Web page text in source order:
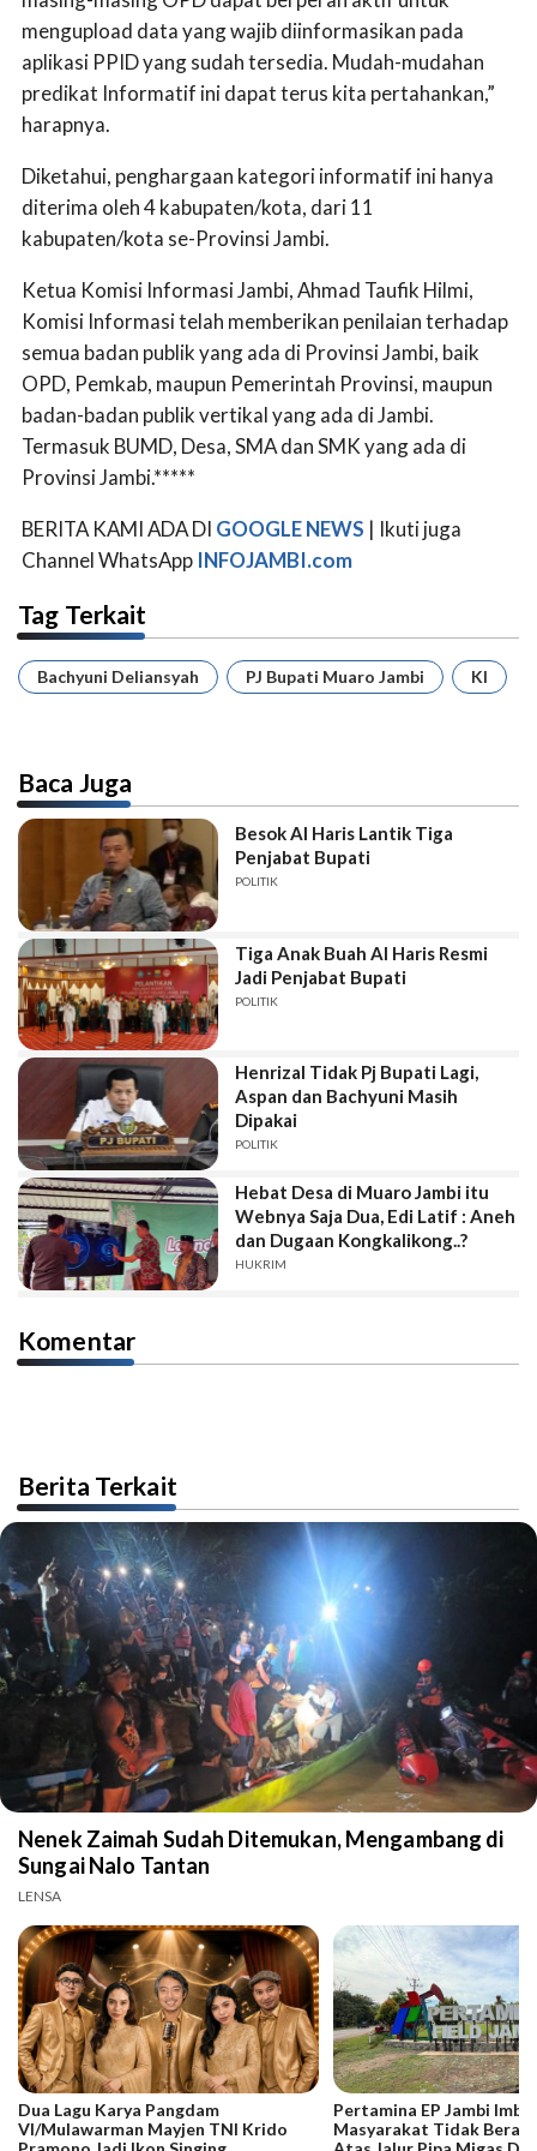
mengupload data yang wajib diinformasikan pada
aplikasi PPID yang sudah tersedia. Mudah-mudahan
predikat Informatif ini dapat terus kita pertahankan,”
harapnya.
Diketahui, penghargaan kategori informatif ini hanya
diterima oleh 4 kabupaten/kota, dari 11
kabupaten/kota se-Provinsi Jambi.
Ketua Komisi Informasi Jambi, Ahmad Taufik Hilmi,
Komisi Informasi telah memberikan penilaian terhadap
semua badan publik yang ada di Provinsi Jambi, baik
OPD, Pemkab, maupun Pemerintah Provinsi, maupun
badan-badan publik vertikal yang ada di Jambi.
Termasuk BUMD, Desa, SMA dan SMK yang ada di
Provinsi Jambi.*****
BERITA KAMI ADA DI GOOGLE NEWS | Ikuti juga
Channel WhatsApp INFOJAMBI.com
Tag Terkait
Bachyuni Deliansyah PJ Bupati Muaro Jambi KI
Baca Juga
Besok Al Haris Lantik Tiga
Penjabat Bupati
POLITIK
Tiga Anak Buah Al Haris Resmi
Jadi Penjabat Bupati
POLITIK
Henrizal Tidak Pj Bupati Lagi,
Aspan dan Bachyuni Masih
Dipakai
POLITIK
Hebat Desa di Muaro Jambi itu
Webnya Saja Dua, Edi Latif : Aneh
dan Dugaan Kongkalikong..?
HUKRIM
Komentar
Berita Terkait
Nenek Zaimah Sudah Ditemukan, Mengambang di
Sungai Nalo Tantan
LENSA
Dua Lagu Karya Pangdam
VI/Mulawarman Mayjen TNI Krido
Pertamina EP Jambi
Masyarakat Tidak